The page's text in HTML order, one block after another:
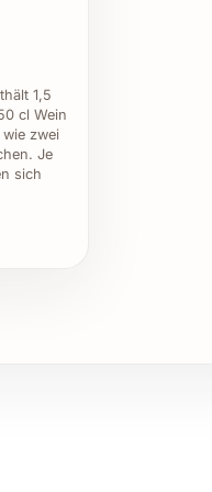
für
1,5
cl Wein
zwei
Je
sich